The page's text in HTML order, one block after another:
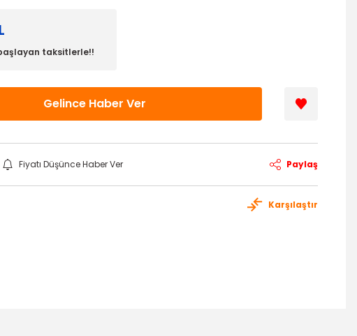
taksitlerle!!
Gelince Haber Ver
Fiyatı Düşünce Haber Ver Paylaş
Karşılaştır